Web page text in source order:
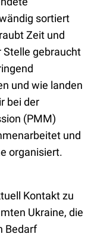
sortiert
Zeit und
Stelle gebraucht
und wie landen
bei der
(PMM)
und
organisiert.
Kontakt zu
Ukraine, die
Bedarf